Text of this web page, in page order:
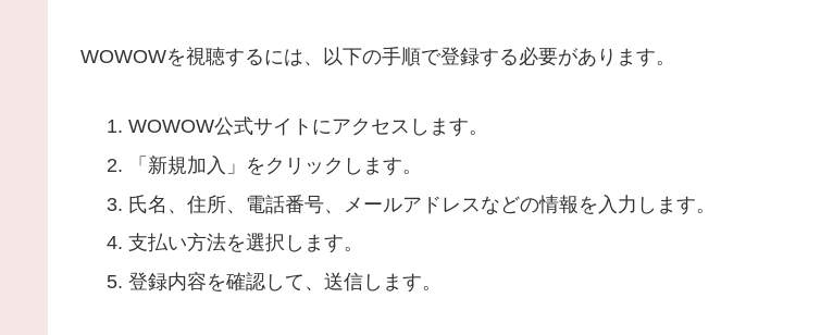
WOWOWを視聴するには、以下の手順で登録する必要があります。
WOWOW公式サイトにアクセスします。
「新規加入」をクリックします。
氏名、住所、電話番号、メールアドレスなどの情報を入力します。
支払い方法を選択します。
登録内容を確認して、送信します。